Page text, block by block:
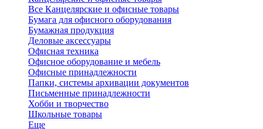
Все Канцелярские и офисные товары
Бумага для офисного оборудования
Бумажная продукция
Деловые аксессуары
Офисная техника
Офисное оборудование и мебель
Офисные принадлежности
Папки, системы архивации документов
Письменные принадлежности
Хобби и творчество
Школьные товары
Еще